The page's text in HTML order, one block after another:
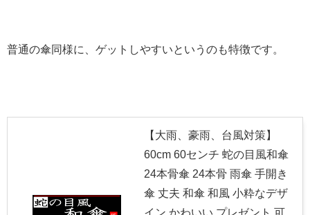
普通の傘同様に、ゲットしやすいというのも特徴です。
【大雨、豪雨、台風対策】
60cm 60センチ 蛇の目風和傘
24本骨傘 24本骨 雨傘 手開き
傘 丈夫 和傘 和風 小粋なデザ
イン かわいい プレゼント 可